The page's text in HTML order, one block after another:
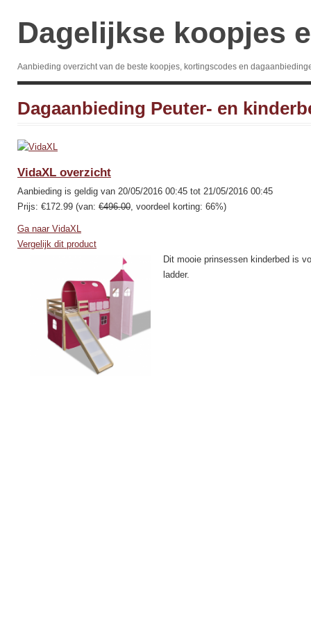
Dagelijkse koopjes
Aanbieding overzicht van de beste koopjes, kortingscodes en
Dagaanbieding Peuter- en
VidaXL overzicht
Aanbieding is geldig van 20/05/2016 00:45 tot 21/05/2016 00:45
Prijs: €172.99 (van: €496.00, voordeel korting: 66%)
Ga naar VidaXL
Vergelijk dit product
Dit mooie prinsessen kinderbed is
ladder.